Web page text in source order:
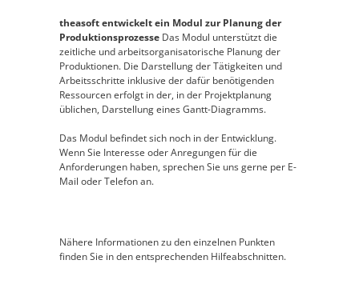
theasoft entwickelt ein Modul zur Planung der
Produktionsprozesse Das Modul unterstützt die
zeitliche und arbeitsorganisatorische Planung der
Produktionen. Die Darstellung der Tätigkeiten und
Arbeitsschritte inklusive der dafür benötigenden
Ressourcen erfolgt in der, in der Projektplanung
üblichen, Darstellung eines Gantt-Diagramms.
Das Modul befindet sich noch in der Entwicklung.
Wenn Sie Interesse oder Anregungen für die
Anforderungen haben, sprechen Sie uns gerne per E-
Mail oder Telefon an.
Nähere Informationen zu den einzelnen Punkten
finden Sie in den entsprechenden Hilfeabschnitten.